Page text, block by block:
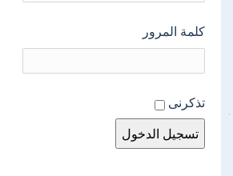
كلمة المرور
تذكرنى